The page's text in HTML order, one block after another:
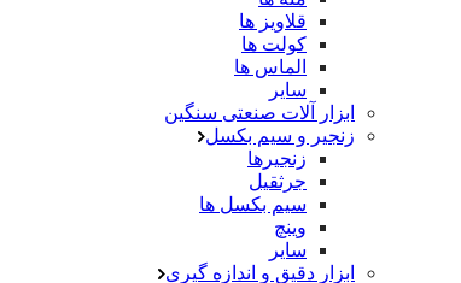
قلاویز ها
کولت ها
الماس ها
سایر
ابزار آلات صنعتی سنگین
زنجیر و سیم بکسل
زنجیرها
جرثقیل
سیم بکسل ها
وینچ
سایر
ابزار دقیق و اندازه گیری